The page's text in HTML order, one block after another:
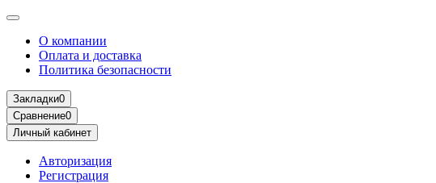
О компании
Оплата и доставка
Политика безопасности
Закладки0
Сравнение0
Личный кабинет
Авторизация
Регистрация